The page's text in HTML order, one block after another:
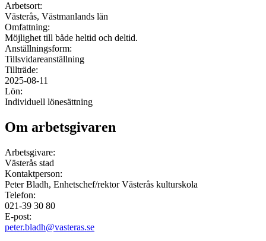
Arbetsort:
Västerås, Västmanlands län
Omfattning:
Möjlighet till både heltid och deltid.
Anställningsform:
Tillsvidareanställning
Tillträde:
2025-08-11
Lön:
Individuell lönesättning
Om arbetsgivaren
Arbetsgivare:
Västerås stad
Kontaktperson:
Peter Bladh, Enhetschef/rektor Västerås kulturskola
Telefon:
021-39 30 80
E-post:
peter.bladh@vasteras.se